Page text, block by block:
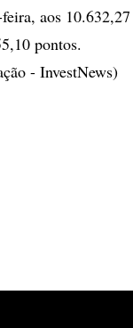
feira, aos
pontos.
- InvestNews)